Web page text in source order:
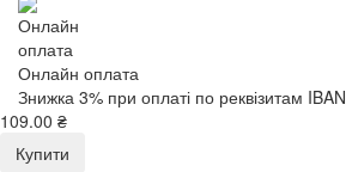
Онлайн оплата
Знижка 3% при оплаті по реквізитам IBAN
109.00 ₴
Купити